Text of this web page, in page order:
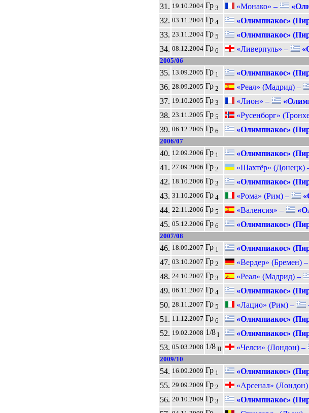
31. 19.10.2004 Гр 3 «Монако» –
32. 03.11.2004 Гр 4 «Олимпиакос»
33. 23.11.2004 Гр 5 «Олимпиакос»
34. 08.12.2004 Гр 6 «Ливерпуль» –
2005/06
35. 13.09.2005 Гр 1 «Олимпиакос»
36. 28.09.2005 Гр 2 «Реал» (Мадрид) –
37. 19.10.2005 Гр 3 «Лион» –
38. 23.11.2005 Гр 5 «Русенборг»
39. 06.12.2005 Гр 6 «Олимпиакос»
2006/07
40. 12.09.2006 Гр 1 «Олимпиакос»
41. 27.09.2006 Гр 2 «Шахтёр» (Донецк)
42. 18.10.2006 Гр 3 «Олимпиакос»
43. 31.10.2006 Гр 4 «Рома» (Рим) –
44. 22.11.2006 Гр 5 «Валенсия» –
45. 05.12.2006 Гр 6 «Олимпиакос»
2007/08
46. 18.09.2007 Гр 1 «Олимпиакос»
47. 03.10.2007 Гр 2 «Вердер» (Бремен) –
48. 24.10.2007 Гр 3 «Реал» (Мадрид) –
49. 06.11.2007 Гр 4 «Олимпиакос»
50. 28.11.2007 Гр 5 «Лацио» (Рим) –
51. 11.12.2007 Гр 6 «Олимпиакос»
52. 19.02.2008 1/8 I «Олимпиакос»
53. 05.03.2008 1/8 II «Челси» (Лондон) –
2009/10
54. 16.09.2009 Гр 1 «Олимпиакос»
55. 29.09.2009 Гр 2 «Арсенал»
56. 20.10.2009 Гр 3 «Олимпиакос»